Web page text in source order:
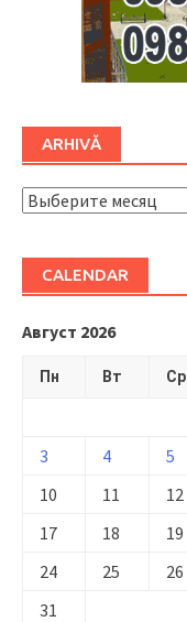
ARHIVĂ
ARHIVĂ
CALENDAR
Август 2026
Пн Вт Ср
3
4 5
10
11 12
17
18 19
24
25 26
31